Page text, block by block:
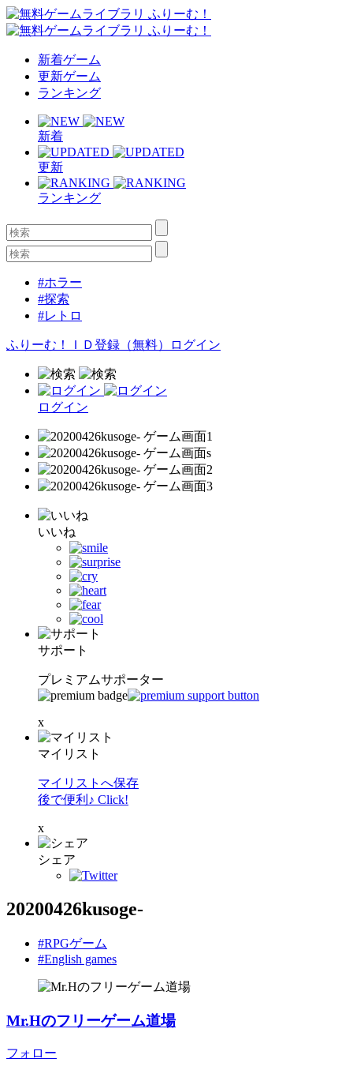
新着ゲーム
更新ゲーム
ランキング
新着
更新
ランキング
#ホラー
#探索
#レトロ
ふりーむ！ＩＤ登録（無料） ログイン
ログイン
いいね
サポート
プレミアムサポーター
x
マイリスト
マイリストへ保存
後で便利♪ Click!
x
シェア
20200426kusoge-
#RPGゲーム
#English games
Mr.Hのフリーゲーム道場
フォロー